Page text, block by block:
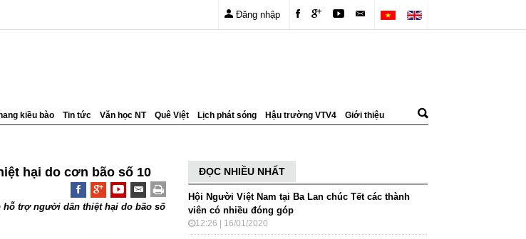
Đăng nhập
kiều bào Tin tức Văn học NT Quê Việt Lịch phát sóng Hậu trường VTV4 Giới thiệu
hại do cơn bão số 10
hỗ trợ người dân thiệt hại do bão số
ĐỌC NHIỀU NHẤT
Hội Người Việt Nam tại Ba Lan chúc Tết các thành
viên có nhiều đóng góp
12:26 | 16/01/2020